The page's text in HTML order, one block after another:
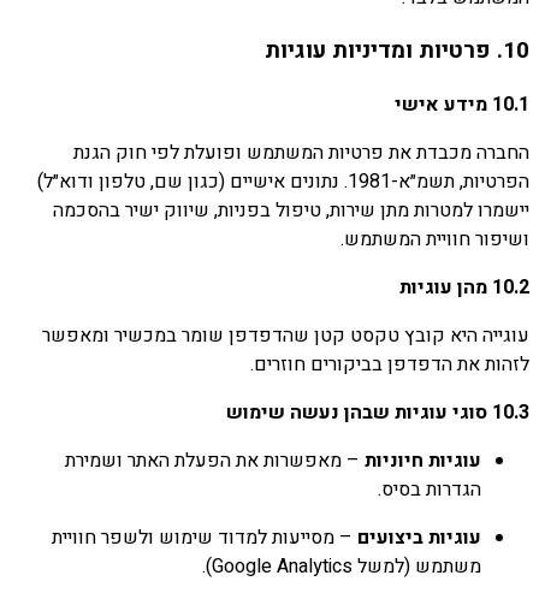
10. פרטיות ומדיניות עוגיות
10.1 מידע אישי
החברהמכבדתאתפרטיותהמשתמש ופועלתלפיחוק הגנת
הפרטיות,תשמ״א-1981. נתונים אישיים (כגון שם,טלפון ודוא״ל)
יישמרולמטרותמתן שירות,טיפולבפניות, שיווק ישירבהסכמה
ושיפורחווייתהמשתמש.
10.2 מהן עוגיות
עוגייההיא קובץטקסט קטן שהדפדפן שומרבמכשיר ומאפשר
לזהותאתהדפדפןבביקורים חוזרים.
10.3 סוגי עוגיות שבהן נעשה שימוש
עוגיות חיוניות – מאפשרותאתהפעלתהאתר ושמירת
הגדרותבסיס.
עוגיותביצועים – מסייעותלמדוד שימוש ולשפרחוויית
משתמש (למשל GoogleAnalytics).